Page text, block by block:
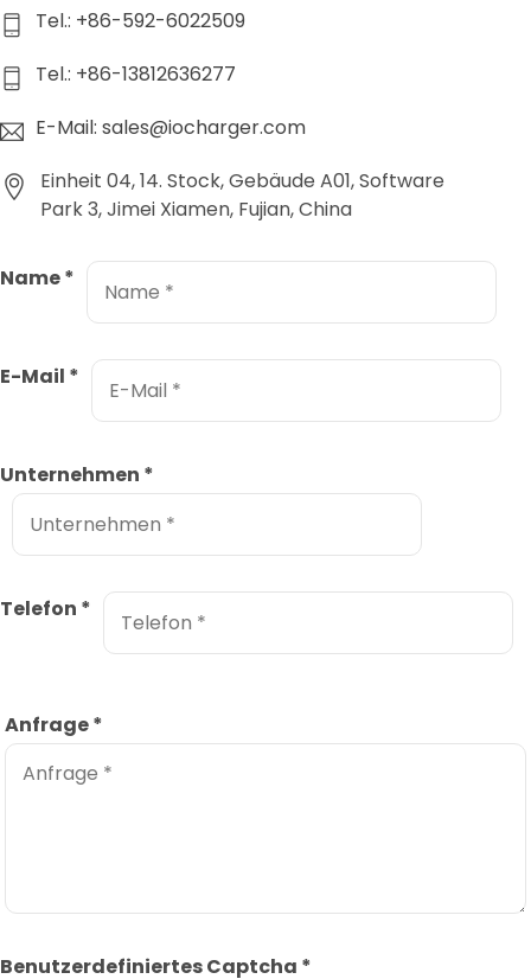
Tel.: +86-592-6022509
Tel.: +86-13812636277
E-Mail: sales@iocharger.com
Einheit 04, 14. Stock, Gebäude A01, Software
Park 3, Jimei Xiamen, Fujian, China
Name*
E-Mail *
Unternehmen *
Telefon *
Anfrage*
Benutzerdefiniertes Captcha *